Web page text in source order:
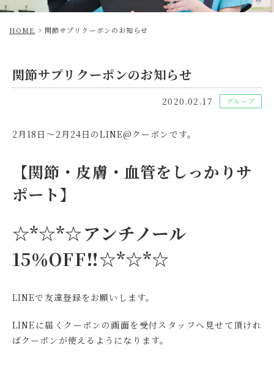
HOME > 関節サプリクーポンのお知らせ
関節サプリクーポンのお知らせ
2020.02.17 グループ
2月18日～2月24日のLINE@クーポンです。
【関節・皮膚・血管をしっかりサ
ポート】
☆*☆*☆アンチノール
15％OFF‼☆*☆*☆
LINEで友達登録をお願いします。
LINEに届くクーポンの画面を受付スタッフへ見せて頂けれ
ばクーポンが使えるようになります。